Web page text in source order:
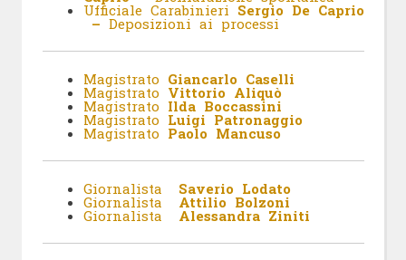
Ufficiale Carabinieri Sergio De Caprio
– Deposizioni ai processi
Magistrato Giancarlo Caselli
Magistrato Vittorio Aliquò
Magistrato Ilda Boccassini
Magistrato Luigi Patronaggio
Magistrato Paolo Mancuso
Giornalista Saverio Lodato
Giornalista Attilio Bolzoni
Giornalista Alessandra Ziniti